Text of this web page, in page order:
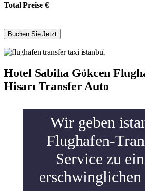
Total Preise €
Hotel Sabiha Gökcen
Hisarı Transfer Auto
Wir geben
Flughafen-
Service zu
erschwinglichen